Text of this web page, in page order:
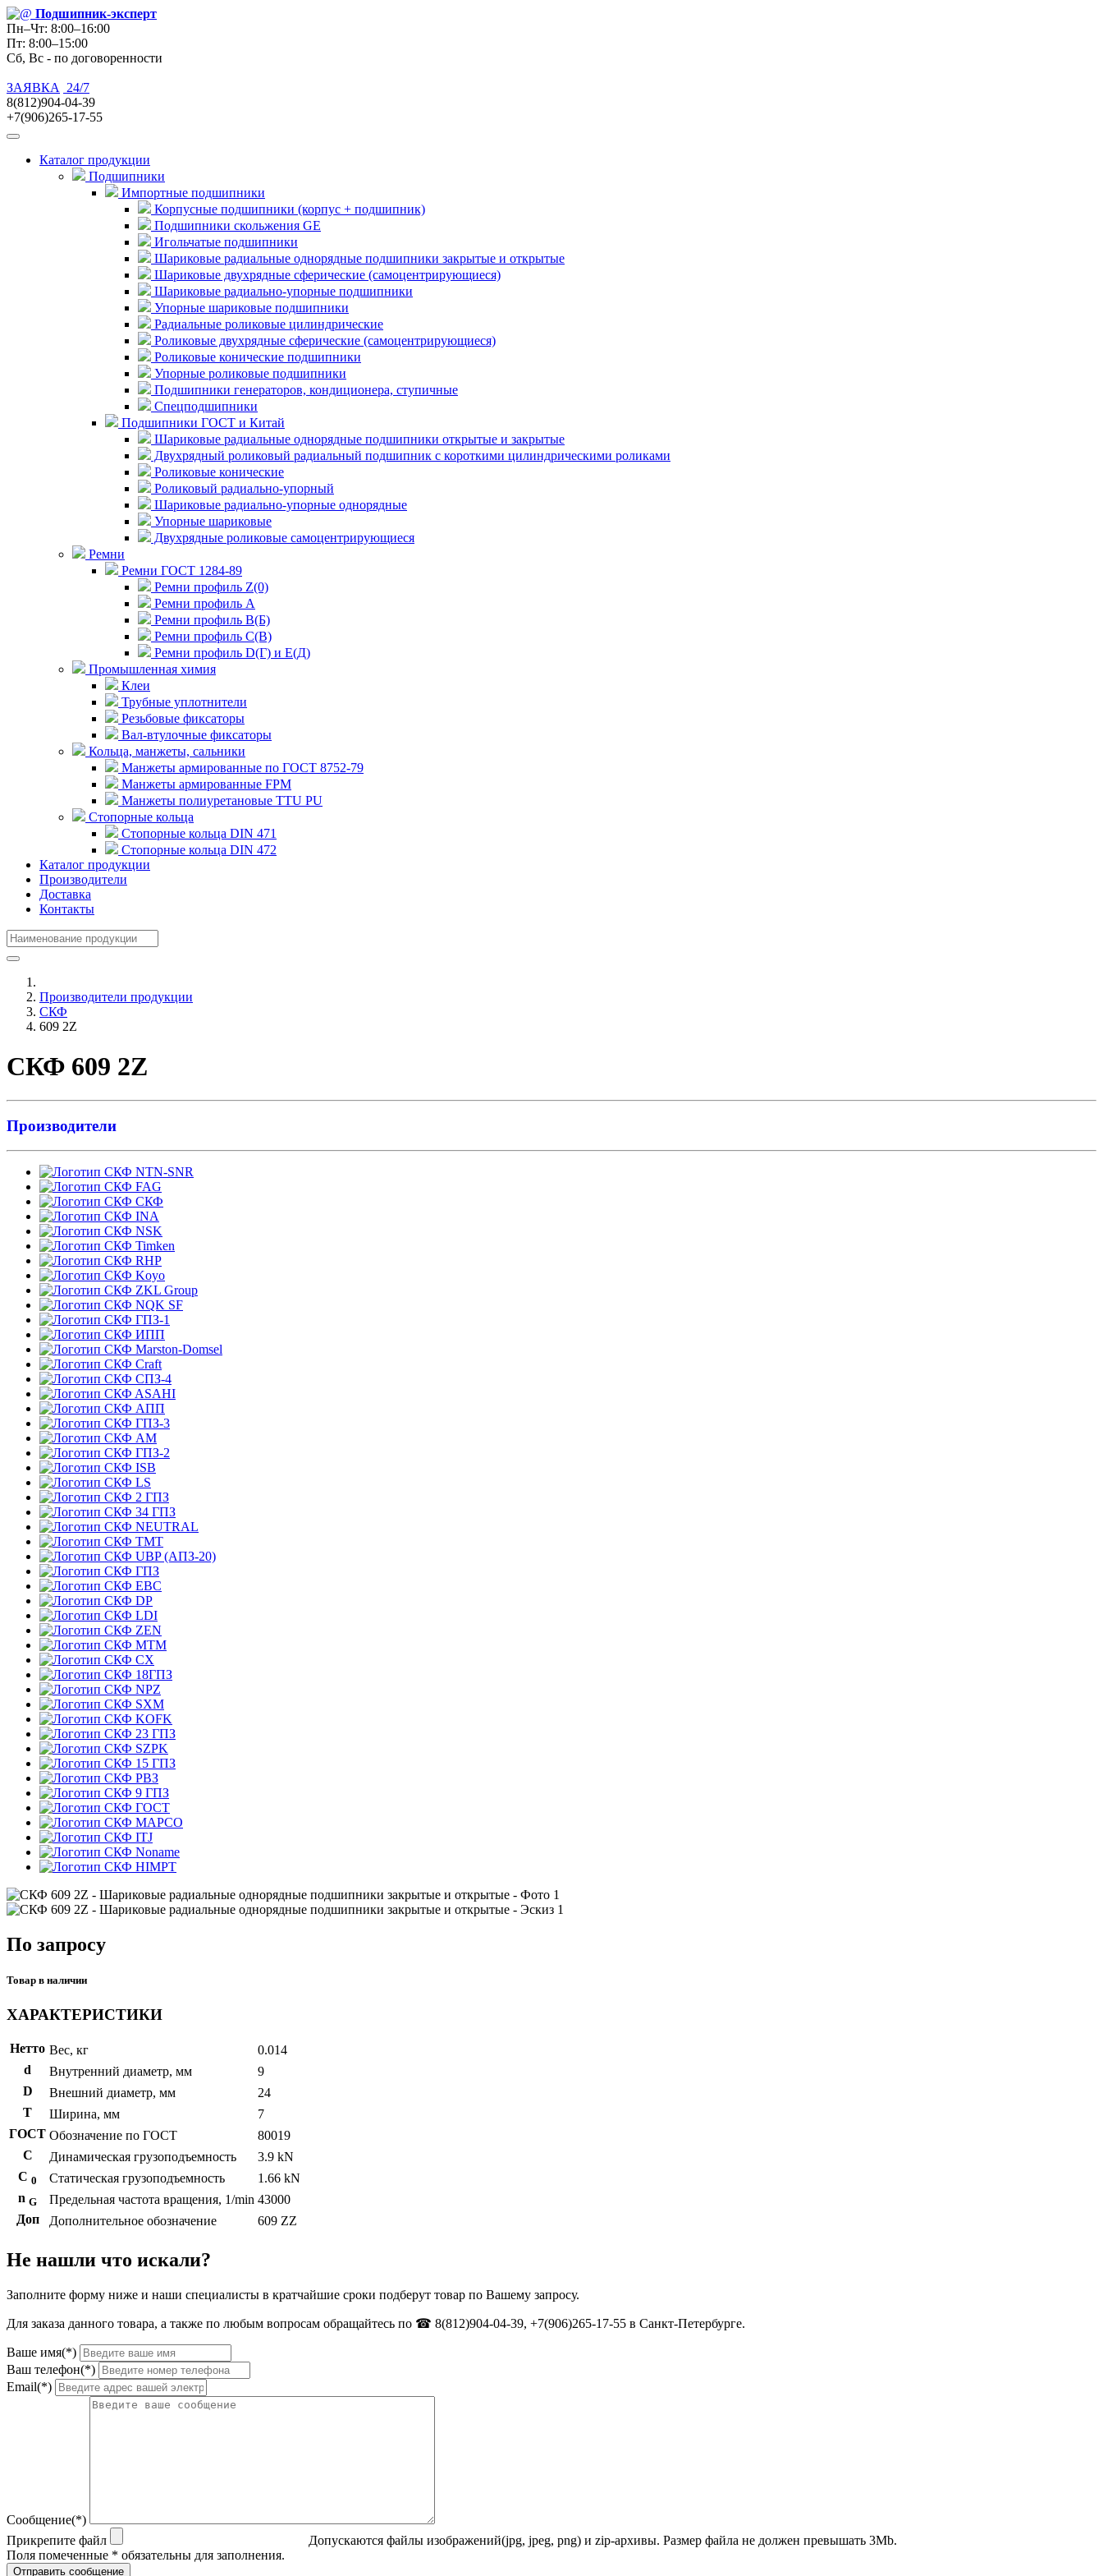
Подшипник-эксперт
Пн–Чт: 8:00–16:00
Пт: 8:00–15:00
Сб, Вс - по договоренности
ЗАЯВКА
24/7
8(812)904-04-39
+7(906)265-17-55
Каталог продукции
Подшипники
Импортные подшипники
Корпусные подшипники (корпус + подшипник)
Подшипники скольжения GE
Игольчатые подшипники
Шариковые радиальные однорядные подшипники закрытые и открытые
Шариковые двухрядные сферические (самоцентрирующиеся)
Шариковые радиально-упорные подшипники
Упорные шариковые подшипники
Радиальные роликовые цилиндрические
Роликовые двухрядные сферические (самоцентрирующиеся)
Роликовые конические подшипники
Упорные роликовые подшипники
Подшипники генераторов, кондиционера, ступичные
Спецподшипники
Подшипники ГОСТ и Китай
Шариковые радиальные однорядные подшипники открытые и закрытые
Двухрядный роликовый радиальный подшипник с короткими цилиндрическими роликами
Роликовые конические
Роликовый радиально-упорный
Шариковые радиально-упорные однорядные
Упорные шариковые
Двухрядные роликовые самоцентрирующиеся
Ремни
Ремни ГОСТ 1284-89
Ремни профиль Z(0)
Ремни профиль А
Ремни профиль В(Б)
Ремни профиль С(В)
Ремни профиль D(Г) и E(Д)
Промышленная химия
Клеи
Трубные уплотнители
Резьбовые фиксаторы
Вал-втулочные фиксаторы
Кольца, манжеты, сальники
Манжеты армированные по ГОСТ 8752-79
Манжеты армированные FPM
Манжеты полиуретановые TTU PU
Стопорные кольца
Стопорные кольца DIN 471
Стопорные кольца DIN 472
Каталог продукции
Производители
Доставка
Контакты
Производители продукции
СКФ
609 2Z
СКФ 609 2Z
Производители
NTN-SNR
FAG
СКФ
INA
NSK
Timken
RHP
Koyo
ZKL Group
NQK SF
ГПЗ-1
ИПП
Marston-Domsel
Craft
СПЗ-4
ASAHI
АПП
ГПЗ-3
АМ
ГПЗ-2
ISB
LS
2 ГПЗ
34 ГПЗ
NEUTRAL
TMT
UBP (АПЗ-20)
ГПЗ
EBC
DP
LDI
ZEN
MTM
CX
18ГПЗ
NPZ
SXM
KOFK
23 ГПЗ
SZPK
15 ГПЗ
РВЗ
9 ГПЗ
ГОСТ
MAPCO
ITJ
Noname
HIMPT
По запросу
Товар в наличии
ХАРАКТЕРИСТИКИ
Нетто Вес, кг
0.014
d
Внутренний диаметр, мм
9
D
Внешний диаметр, мм
24
T
Ширина, мм
7
ГОСТ Обозначение по ГОСТ
80019
C
Динамическая грузоподъемность
3.9 kN
С 0 Статическая грузоподъемность
1.66 kN
n G Предельная частота вращения, 1/min 43000
Доп
Дополнительное обозначение 609 ZZ
Не нашли что искали?
Заполните форму ниже и наши специалисты в кратчайшие сроки подберут товар по Вашему запросу.
Для заказа данного товара, а также по любым вопросам обращайтесь по ☎ 8(812)904-04-39, +7(906)265-17-55 в Санкт-Петербурге.
Ваше имя(*)
Ваш телефон(*)
Email(*)
Сообщение(*)
Прикрепите файл
Допускаются файлы изображений(jpg, jpeg, png) и zip-архивы. Размер файла не должен превышать 3Mb.
Поля помеченные * обязательны для заполнения.
Отправить сообщение